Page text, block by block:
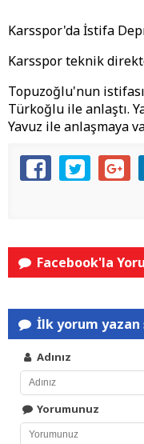
Karsspor'da İstifa
Karsspor teknik
Topuzoğlu'nun
Türkoğlu ile anlaştı.
Yavuz ile anlaşmaya
Facebook'la
İlk yorum yazan
Adınız
Yorumunuz